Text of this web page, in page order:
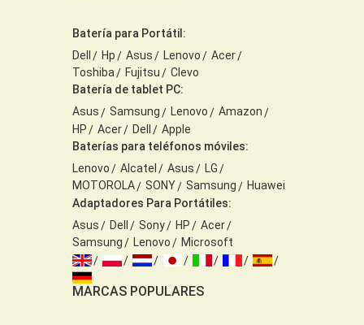
Batería para Portátil:
Dell
Hp Asus Lenovo
Acer
Toshiba
Fujitsu
Clevo
Batería de tablet PC:
Asus
Samsung Lenovo
Amazon
HP
Acer Dell
Apple
Baterías para teléfonos móviles:
Lenovo
Alcatel Asus
LG
MOTOROLA
SONY Samsung
Huawei
Adaptadores Para Portátiles:
Asus
Dell Sony HP
Acer
Samsung
Lenovo Microsoft
MARCAS POPULARES